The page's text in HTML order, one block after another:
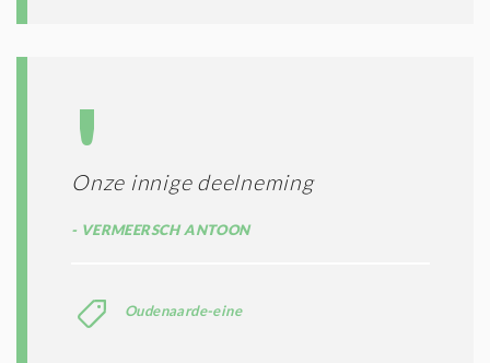
Onze innige deelneming
VERMEERSCH ANTOON
Oudenaarde-eine